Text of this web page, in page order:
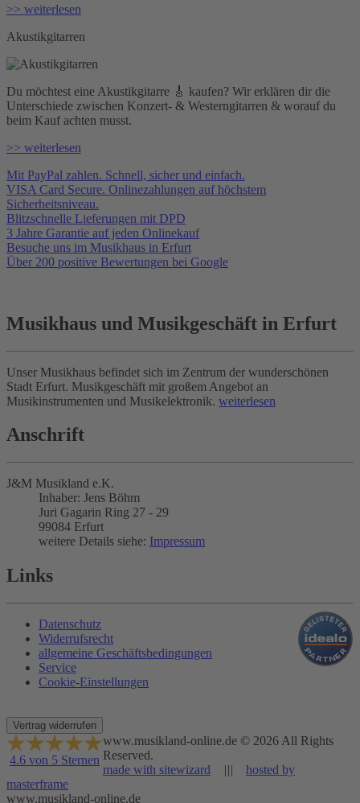
>> weiterlesen
Akustikgitarren
Du möchtest eine Akustikgitarre 🎸 kaufen? Wir erklären dir die
Unterschiede zwischen Konzert- & Westerngitarren & worauf du
beim Kauf achten musst.
>> weiterlesen
Mit PayPal zahlen. Schnell, sicher und einfach.
VISA Card Secure. Onlinezahlungen auf höchstem
Sicherheitsniveau.
Blitzschnelle Lieferungen mit DPD
3 Jahre Garantie auf jeden Onlinekauf
Besuche uns im Musikhaus in Erfurt
Über 200 positive Bewertungen bei Google
Musikhaus und Musikgeschäft in Erfurt
Unser Musikhaus befindet sich im Zentrum der wunderschönen
Stadt Erfurt. Musikgeschäft mit großem Angebot an
Musikinstrumenten und Musikelektronik. weiterlesen
Anschrift
J&M Musikland e.K.
Inhaber: Jens Böhm
Juri Gagarin Ring 27 - 29
99084 Erfurt
weitere Details siehe: Impressum
Links
Datenschutz
Widerrufsrecht
allgemeine Geschäftsbedingungen
Service
Cookie-Einstellungen
Vertrag widerrufen
4.6 von 5 Sternen
www.musikland-online.de © 2026 All Rights
Reserved.
made with sitewizard
|||
hosted by
masterframe
www.musikland-online.de